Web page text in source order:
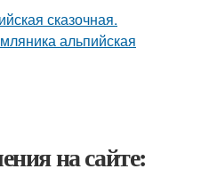
на сайте: